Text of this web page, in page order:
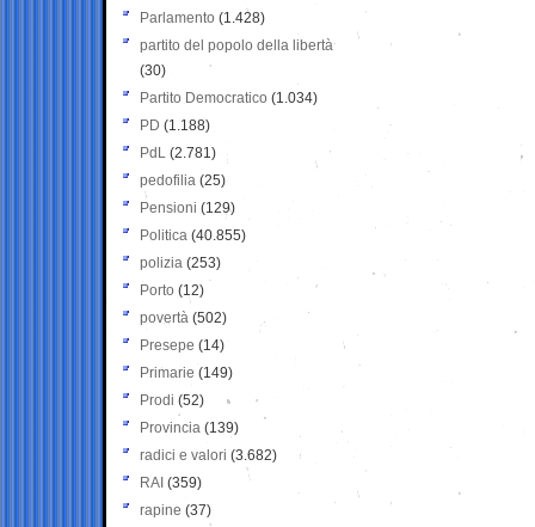
Parlamento (1.428)
partito del popolo della libertà
(30)
Partito Democratico (1.034)
PD (1.188)
PdL (2.781)
pedofilia (25)
Pensioni (129)
Politica (40.855)
polizia (253)
Porto (12)
povertà (502)
Presepe (14)
Primarie (149)
Prodi (52)
Provincia (139)
radici e valori (3.682)
RAI (359)
rapine (37)